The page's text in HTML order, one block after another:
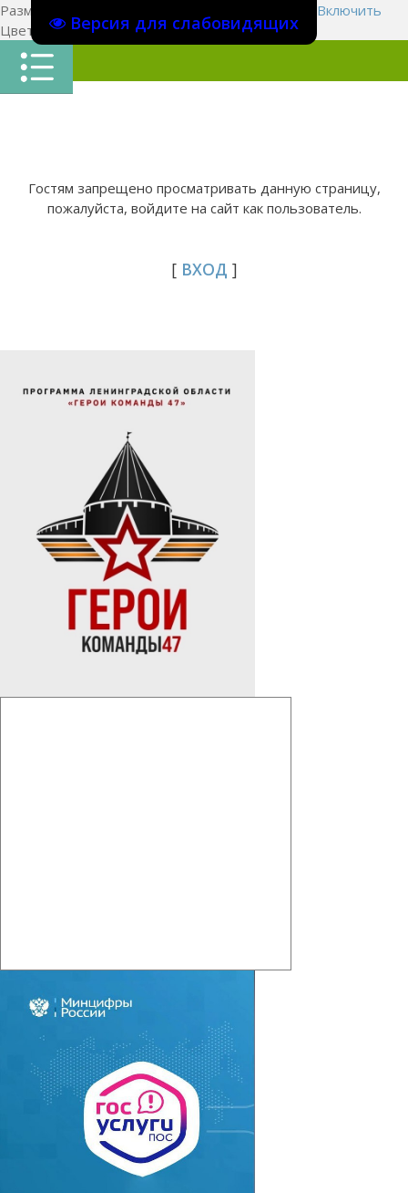
Версия для слабовидящих
Размер шрифта:
Включить
Цвет сайтаЦ Ц Ц Х
Гостям запрещено просматривать данную страницу,
пожалуйста, войдите на сайт как пользователь.
[ ВХОД ]